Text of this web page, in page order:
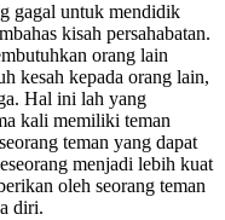
gagal untuk mendidik
kisah persahabatan.
orang lain
kesah kepada orang lain,
Hal ini lah yang
kali memiliki teman
teman yang dapat
menjadi lebih kuat
oleh seorang teman
diri.